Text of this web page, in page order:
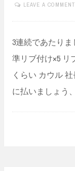
LEAVE A COMMENT
3連続であたり
準リブ付け×5 リ
くらい カウル
に払いましょう